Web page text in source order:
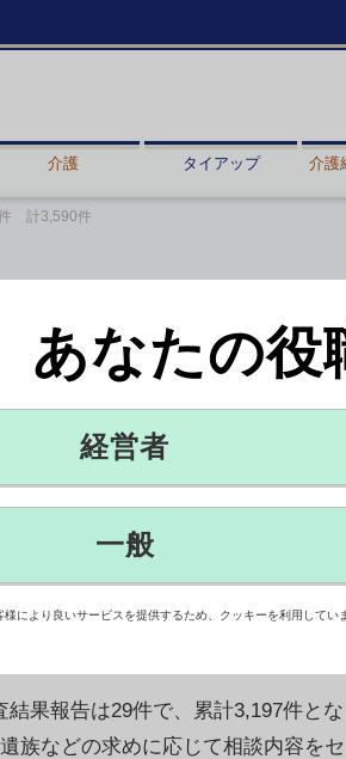
介護 タイアップ 介護
件 計3,590件
28件 計3,590件
公表した医療事故調査制度の現況
は病院27件、診療所1件。累計で
果報告は29件で、累計3,197件と
族などの求めに応じて相談内容を
あなたの役
経営者
一般
様により良いサービスを提供するため、クッキーを利用して